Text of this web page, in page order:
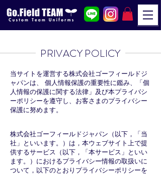
PRIVACY POLICY
当サイトを運営する株式会社ゴーフィールドジ
ャパンは、 個人情報保護の重要性に鑑み、「個
人情報の保護に関する法律」及び本プライバシ
ーポリシーを遵守し、お客さまのプライバシー
保護に努めます。
株式会社ゴーフィールドジャパン（以下，「当
社」といいます。）は，本ウェブサイト上で提
供するサービス（以下，「本サービス」といい
ます。）におけるプライバシー情報の取扱いに
ついて，以下のとおりプライバシーポリシーを